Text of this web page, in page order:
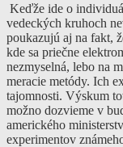
Keďže ide o
vedeckých kruhoch
poukazujú aj na fakt,
kde sa priečne
nezmyselná, lebo na
meracie metódy. Ich
tajomnosti. Výskum
možno dozvieme v
amerického
experimentov